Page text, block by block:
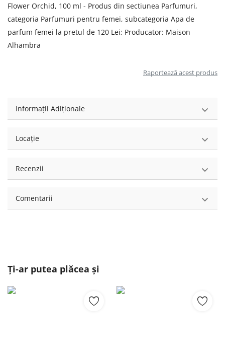
Flower Orchid, 100 ml - Produs din sectiunea Parfumuri,
categoria Parfumuri pentru femei, subcategoria Apa de
parfum femei la pretul de 120 Lei; Producator: Maison
Alhambra
Raportează acest produs
Informații Adiționale
Locație
Recenzii
Comentarii
Ți-ar putea plăcea și